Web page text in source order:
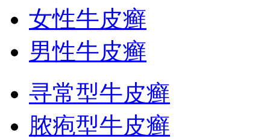
女性牛皮癣
男性牛皮癣
寻常型牛皮癣
脓疱型牛皮癣